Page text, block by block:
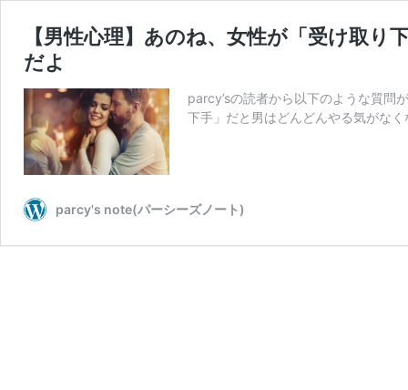
【男性心理】あのね、女性が「受け取
だよ
parcy’sの読者から以下のような質問
下手」だと男はどんどんやる気がな
parcy's note(パーシーズノート)